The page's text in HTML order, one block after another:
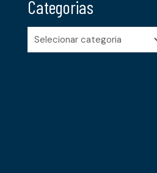
Categorias
Categorias